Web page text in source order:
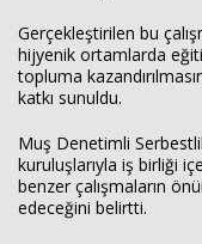
Gerçekleştirilen bu
hijyenik ortamlarda
topluma
katkı sunuldu.
Muş Denetimli
kuruluşlarıyla iş birliği
benzer çalışmaların
edeceğini belirtti.